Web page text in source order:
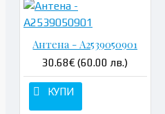
Антена - A2539050901
30.68€ (60.00 лв.)
КУПИ